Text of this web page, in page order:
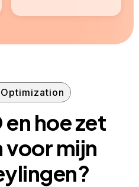
en hoe zet
voor mijn